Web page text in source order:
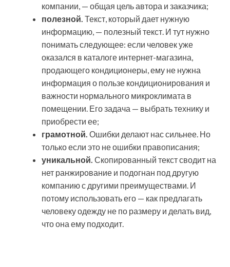
компании, — общая цель автора и заказчика;
полезной. Текст, который дает нужную
информацию, — полезный текст. И тут нужно
понимать следующее: если человек уже
оказался в каталоге интернет-магазина,
продающего кондиционеры, ему не нужна
информация о пользе кондиционирования и
важности нормального микроклимата в
помещении. Его задача — выбрать технику и
приобрести ее;
грамотной. Ошибки делают нас сильнее. Но
только если это не ошибки правописания;
уникальной. Скопированный текст сводит на
нет ранжирование и подогнан под другую
компанию с другими преимуществами. И
потому использовать его — как предлагать
человеку одежду не по размеру и делать вид,
что она ему подходит.